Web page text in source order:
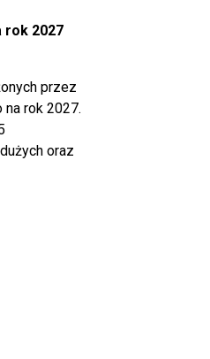
rok 2027
przez
rok 2027.
oraz